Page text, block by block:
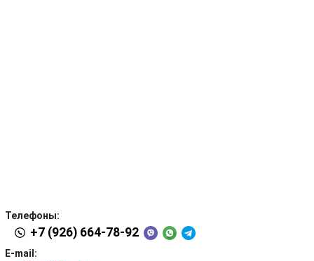
Телефоны:
+7 (926) 664-78-92
E-mail: